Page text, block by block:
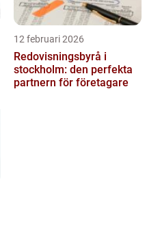
12 februari 2026
Redovisningsbyrå i
stockholm: den perfekta
partnern för företagare